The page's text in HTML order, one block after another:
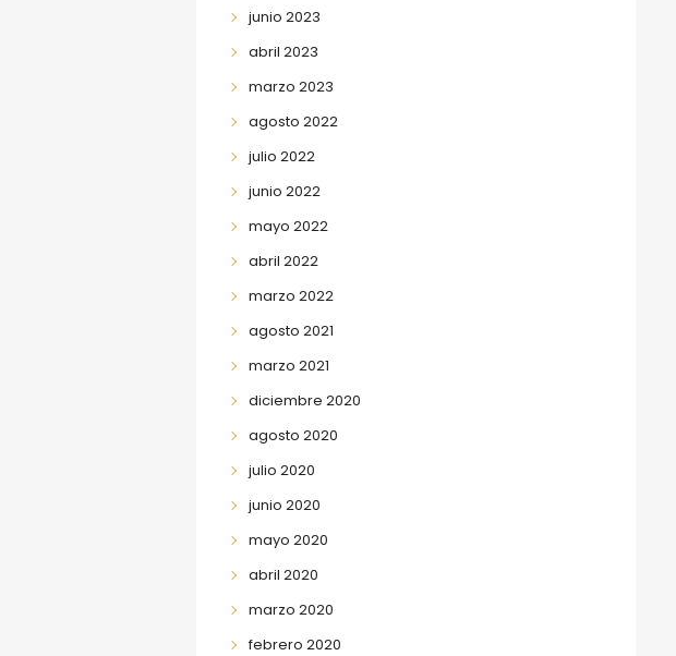
junio 2023
abril 2023
marzo 2023
agosto 2022
julio 2022
junio 2022
mayo 2022
abril 2022
marzo 2022
agosto 2021
marzo 2021
diciembre 2020
agosto 2020
julio 2020
junio 2020
mayo 2020
abril 2020
marzo 2020
febrero 2020